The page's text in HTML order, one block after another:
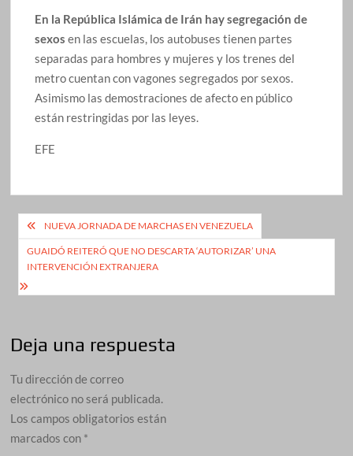
En la República Islámica de Irán hay segregación de
sexos en las escuelas, los autobuses tienen partes
separadas para hombres y mujeres y los trenes del
metro cuentan con vagones segregados por sexos.
Asimismo las demostraciones de afecto en público
están restringidas por las leyes.
EFE
Navegación
de
entradas
NUEVA JORNADA DE MARCHAS EN VENEZUELA
GUAIDÓ REITERÓ QUE NO DESCARTA ‘AUTORIZAR’ UNA
INTERVENCIÓN EXTRANJERA
Deja una respuesta
Tu dirección de correo
electrónico no será publicada.
Los campos obligatorios están
marcados con *